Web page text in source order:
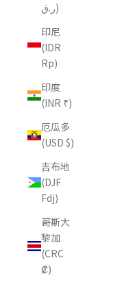
ر.ق)
印尼
(IDR
Rp)
印度
(INR ₹)
厄瓜多
(USD $)
吉布地
(DJF
Fdj)
哥斯大
黎加
(CRC
₡)